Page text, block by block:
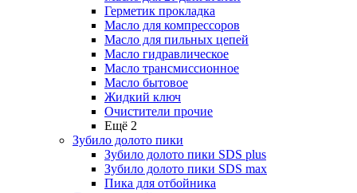
Герметик прокладка
Масло для компрессоров
Масло для пильных цепей
Масло гидравлическое
Масло трансмиссионное
Масло бытовое
Жидкий ключ
Очистители прочие
Ещё 2
Зубило долото пики
Зубило долото пики SDS plus
Зубило долото пики SDS max
Пика для отбойника